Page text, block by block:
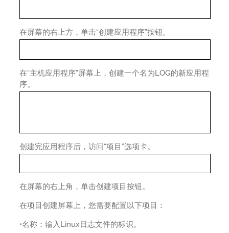
在屏幕的右上方，单击“创建应用程序”按钮。
在“主机应用程序”屏幕上，创建一个名为LOG的新应用程
序。
创建完应用程序后，访问“项目”选项卡。
在屏幕的右上角，单击创建项目按钮。
在项目创建屏幕上，您需要配置以下项目：
•名称：输入Linux日志文件的标识。